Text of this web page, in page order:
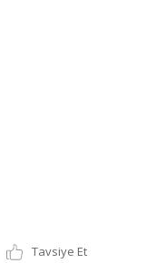
Tavsiye Et